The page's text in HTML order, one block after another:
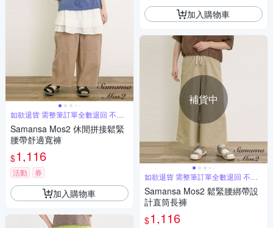
如欲退貨 需整筆訂單全數退回 不能
單退
Samansa Mos2 休閒拼接鬆緊
腰帶舒適寬褲
$1,116
活動 券
加入購物車
加入購物車
補貨中
如欲退貨 需整筆訂單全數退回 不能
單退
Samansa Mos2 鬆緊腰綁帶設
計直筒長褲
$1,116